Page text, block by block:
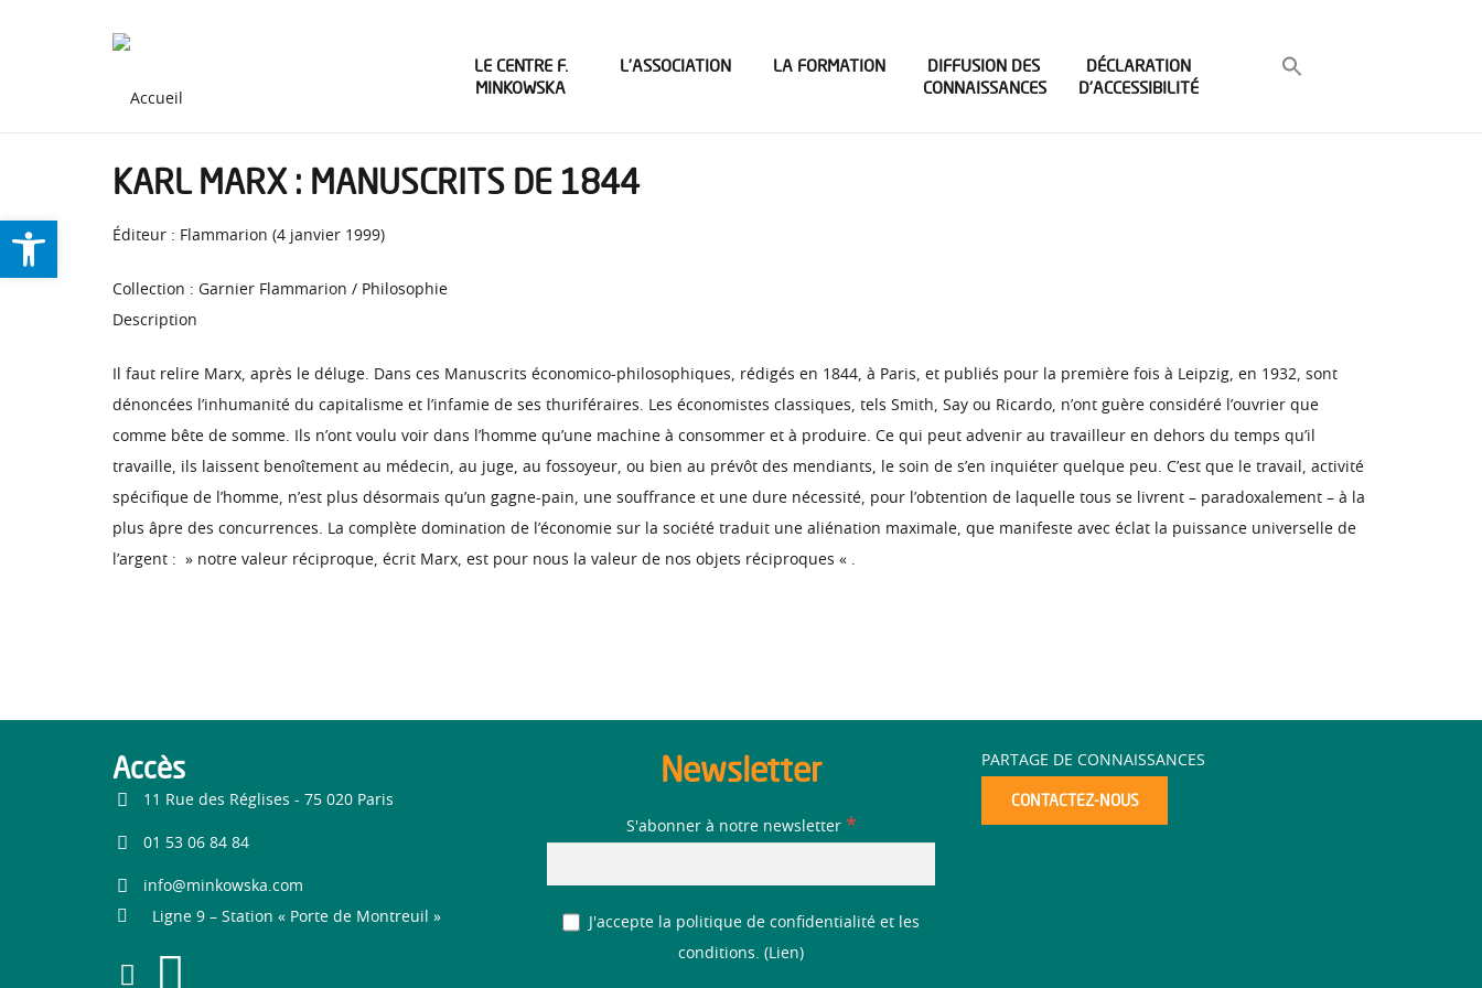
Ouvrir la barre d’outils
LE CENTRE F.
MINKOWSKA
L’ASSOCIATION LA FORMATION
DIFFUSION DES
CONNAISSANCES
DÉCLARATION
D’ACCESSIBILITÉ
KARL MARX : MANUSCRITS DE 1844
Éditeur : Flammarion (4 janvier 1999)
Collection : Garnier Flammarion / Philosophie
Description
Il faut relire Marx, après le déluge. Dans ces Manuscrits économico-philosophiques, rédigés en 1844, à Paris, et publiés pour la première fois à Leipzig, en 1932, sont
dénoncées l’inhumanité du capitalisme et l’infamie de ses thuriféraires. Les économistes classiques, tels Smith, Say ou Ricardo, n’ont guère considéré l’ouvrier que
comme bête de somme. Ils n’ont voulu voir dans l’homme qu’une machine à consommer et à produire. Ce qui peut advenir au travailleur en dehors du temps qu’il
travaille, ils laissent benoîtement au médecin, au juge, au fossoyeur, ou bien au prévôt des mendiants, le soin de s’en inquiéter quelque peu. C’est que le travail, activité
spécifique de l’homme, n’est plus désormais qu’un gagne-pain, une souffrance et une dure nécessité, pour l’obtention de laquelle tous se livrent – paradoxalement – à la
plus âpre des concurrences. La complète domination de l’économie sur la société traduit une aliénation maximale, que manifeste avec éclat la puissance universelle de
l’argent : » notre valeur réciproque, écrit Marx, est pour nous la valeur de nos objets réciproques « .
Accès
11 Rue des Réglises - 75 020 Paris
01 53 06 84 84
info@minkowska.com
Ligne 9 – Station « Porte de Montreuil »
Newsletter
S'abonner à notre newsletter *
J'accepte la politique de confidentialité et les
conditions. ( Lien)
PARTAGE DE CONNAISSANCES
CONTACTEZ-NOUS